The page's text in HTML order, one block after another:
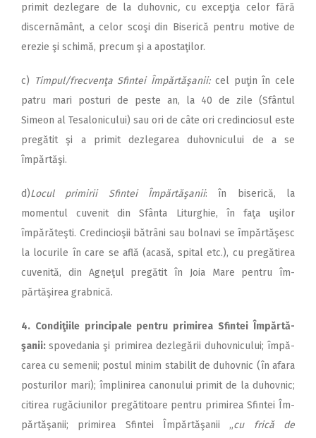
primit dezlegare de la duhovnic, cu excepţia celor fără
discer­nă­mânt, a celor scoşi din Biserică pentru motive de
erezie şi schi­mă, precum şi a apostaţilor.
c) Timpul/frecvenţa Sfintei Îm­părtăşanii:cel puţin în cele
patru mari posturi de peste an, la 40 de zile (Sfântul
Simeon al Tesalonicului) sau ori de câte ori credinciosul este
pregătit şi a primit dezlegarea duhovnicului de a se
împărtăşi.
d)Locul primirii Sfintei Îm­păr­tăşanii: în biserică, la
momentul cuvenit din Sfânta Li­tur­ghie, în faţa uşilor
împărăteşti. Credincioşii bătrâni sau bolnavi se împărtăşesc
la locurile în care se află (acasă, spital etc.), cu pre­gătirea
cuvenită, din Agneţul pregătit în Joia Mare pentru îm­
părtăşirea grabnică.
4. Condiţiile principale pentru primirea Sfintei Îm­păr­tă­
şanii:spovedania şi primirea dez­legării duhovnicului; îm­pă­
ca­rea cu semenii; postul minim sta­bilit de duhovnic (în afara
pos­turilor mari); împlinirea ca­no­nului primit de la duhovnic;
citirea rugăciunilor pregătitoare pentru primirea Sfintei Îm­
păr­tă­şanii; primirea Sfintei Îm­păr­tă­şanii „cu frică de